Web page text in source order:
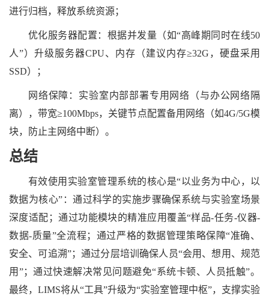
进行归档，释放系统资源；
优化服务器配置：根据并发量（如“高峰期同时在线50
人”）升级服务器CPU、内存（建议内存≥32G，硬盘采用
SSD）；
网络保障：实验室内部部署专用网络（与办公网络隔
离），带宽≥100Mbps，关键节点配置备用网络（如4G/5G模
块，防止主网络中断）。
总结
有效使用实验室管理系统的核心是“以业务为中心，以
数据为核心”：通过科学的实施步骤确保系统与实验室场景
深度适配；通过功能模块的精准应用覆盖“样品-任务-仪器-
数据-质量”全流程；通过严格的数据管理策略保障“准确、
安全、可追溯”；通过分层培训确保人员“会用、想用、规范
用”；通过快速解决常见问题避免“系统卡顿、人员抵触”。
最终，LIMS将从“工具”升级为“实验室管理中枢”，支撑实验